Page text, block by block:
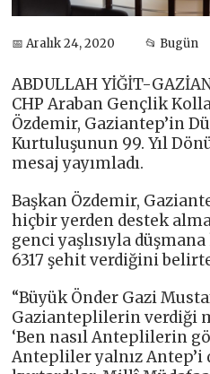
📅 Aralık 24, 2020 📂 Bugün
ABDULLAH YİĞİT-
CHP Araban Gençlik
Özdemir, Gaziantep’in
Kurtuluşunun 99. Yıl
mesaj yayımladı.
Başkan Özdemir,
hiçbir yerden destek
genci yaşlısıyla
6317 şehit verdiğini
“Büyük Önder Gazi
Gazianteplilerin verdiği
‘Ben nasıl Anteplilerin
Antepliler yalnız Antep’i